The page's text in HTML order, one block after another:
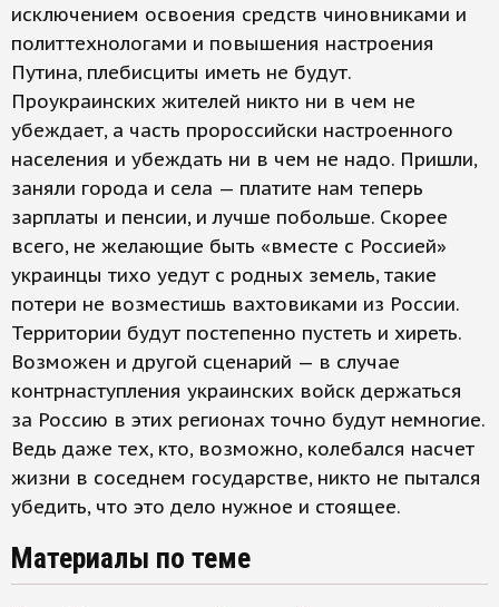
исключением освоения средств чиновниками и
политтехнологами и повышения настроения
Путина, плебисциты иметь не будут.
Проукраинских жителей никто ни в чем не
убеждает, а часть пророссийски настроенного
населения и убеждать ни в чем не надо. Пришли,
заняли города и села — платите нам теперь
зарплаты и пенсии, и лучше побольше. Скорее
всего, не желающие быть «вместе с Россией»
украинцы тихо уедут с родных земель, такие
потери не возместишь вахтовиками из России.
Территории будут постепенно пустеть и хиреть.
Возможен и другой сценарий — в случае
контрнаступления украинских войск держаться
за Россию в этих регионах точно будут немногие.
Ведь даже тех, кто, возможно, колебался насчет
жизни в соседнем государстве, никто не пытался
убедить, что это дело нужное и стоящее.
Материалы по теме